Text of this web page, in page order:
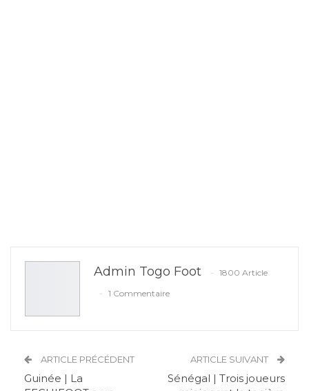
Admin Togo Foot
1800 Article
1 Commentaire
ARTICLE PRÉCÉDENT
Guinée | La
ARTICLE SUIVANT
Sénégal | Trois joueurs